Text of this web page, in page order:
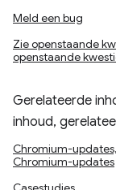
Meld een bug
Zie openstaande
openstaande
Gerelateerde
inhoud,
Chromium-
Chromium-updates